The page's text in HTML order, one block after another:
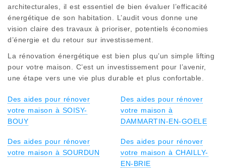
architecturales, il est essentiel de bien évaluer l’efficacité
énergétique de son habitation. L’audit vous donne une
vision claire des travaux à prioriser, potentiels économies
d’énergie et du retour sur investissement.
La rénovation énergétique est bien plus qu’un simple lifting
pour votre maison. C’est un investissement pour l’avenir,
une étape vers une vie plus durable et plus confortable.
Des aides pour rénover
votre maison à SOISY-
BOUY
Des aides pour rénover
votre maison à
DAMMARTIN-EN-GOELE
Des aides pour rénover
votre maison à SOURDUN
Des aides pour rénover
votre maison à CHAILLY-
EN-BRIE